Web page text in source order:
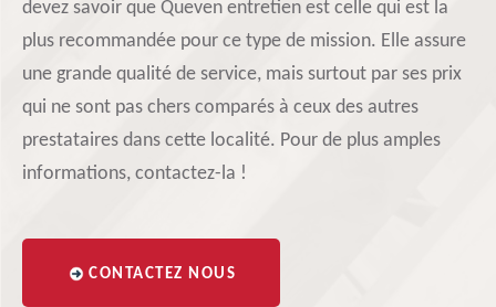
devez savoir que Queven entretien est celle qui est la
plus recommandée pour ce type de mission. Elle assure
une grande qualité de service, mais surtout par ses prix
qui ne sont pas chers comparés à ceux des autres
prestataires dans cette localité. Pour de plus amples
informations, contactez-la !
CONTACTEZ NOUS